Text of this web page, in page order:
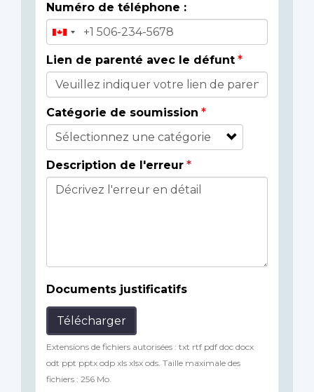
Numéro de téléphone :
Lien de parenté avec le défunt
Catégorie de soumission
Description de l'erreur
Documents justificatifs
Télécharger
Extensions de fichiers autorisées : txt rtf pdf doc docx
odt ppt pptx odp xls xlsx ods. Taille maximale des
fichiers : 256 Mo.